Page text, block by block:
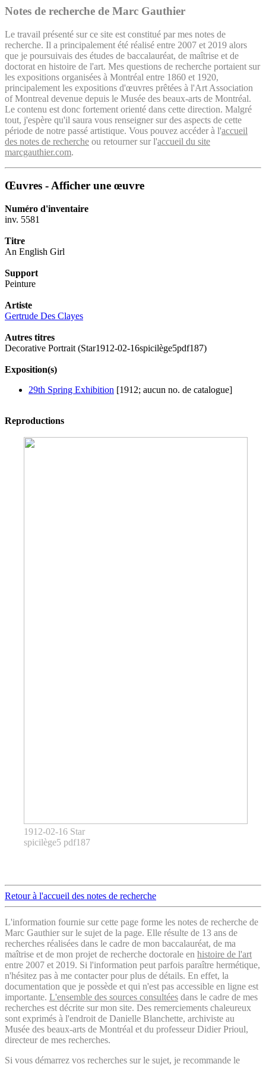
Notes de recherche de Marc Gauthier
Le travail présenté sur ce site est constitué par mes notes de
recherche. Il a principalement été réalisé entre 2007 et 2019 alors
que je poursuivais des études de baccalauréat, de maîtrise et de
doctorat en histoire de l'art. Mes questions de recherche portaient sur
les expositions organisées à Montréal entre 1860 et 1920,
principalement les expositions d'œuvres prêtées à l'Art Association
of Montreal devenue depuis le Musée des beaux-arts de Montréal.
Le contenu est donc fortement orienté dans cette direction. Malgré
tout, j'espère qu'il saura vous renseigner sur des aspects de cette
période de notre passé artistique. Vous pouvez accéder à l'accueil
des notes de recherche ou retourner sur l'accueil du site
marcgauthier.com.
Œuvres - Afficher une œuvre
Numéro d'inventaire
inv. 5581
Titre
An English Girl
Support
Peinture
Artiste
Gertrude Des Clayes
Autres titres
Decorative Portrait (Star1912-02-16spicilège5pdf187)
Exposition(s)
29th Spring Exhibition [1912; aucun no. de catalogue]
Reproductions
1912-02-16 Star
spicilège5 pdf187
Retour à l'accueil des notes de recherche
L'information fournie sur cette page forme les notes de recherche de
Marc Gauthier sur le sujet de la page. Elle résulte de 13 ans de
recherches réalisées dans le cadre de mon baccalauréat, de ma
maîtrise et de mon projet de recherche doctorale en histoire de l'art
entre 2007 et 2019. Si l'information peut parfois paraître hermétique,
n'hésitez pas à me contacter pour plus de détails. En effet, la
documentation que je possède et qui n'est pas accessible en ligne est
importante. L'ensemble des sources consultées dans le cadre de mes
recherches est décrite sur mon site. Des remerciements chaleureux
sont exprimés à l'endroit de Danielle Blanchette, archiviste au
Musée des beaux-arts de Montréal et du professeur Didier Prioul,
directeur de mes recherches.
Si vous démarrez vos recherches sur le sujet, je recommande le